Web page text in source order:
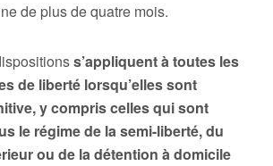
de plus de quatre mois.
s’appliquent à toutes les
de liberté lorsqu’elles sont
y compris celles qui sont
le régime de la semi-liberté, du
ou de la détention à domicile